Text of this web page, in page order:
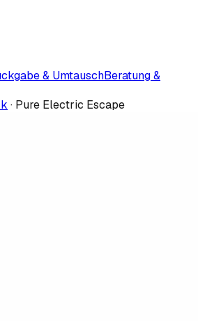
& UmtauschBeratung &
· Pure Electric Escape